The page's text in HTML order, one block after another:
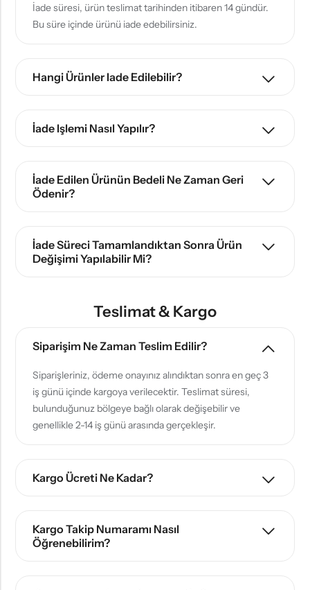
İade süresi, ürün teslimat tarihinden itibaren 14 gündür.
Bu süre içinde ürünü iade edebilirsiniz.
Hangi Ürünler Iade Edilebilir?
İade Işlemi Nasıl Yapılır?
İade Edilen Ürünün Bedeli Ne Zaman Geri
Ödenir?
İade Süreci Tamamlandıktan Sonra Ürün
Değişimi Yapılabilir Mi?
Teslimat & Kargo
Siparişim Ne Zaman Teslim Edilir?
Siparişleriniz, ödeme onayınız alındıktan sonra en geç 3
iş günü içinde kargoya verilecektir. Teslimat süresi,
bulunduğunuz bölgeye bağlı olarak değişebilir ve
genellikle 2-14 iş günü arasında gerçekleşir.
Kargo Ücreti Ne Kadar?
Kargo Takip Numaramı Nasıl
Öğrenebilirim?